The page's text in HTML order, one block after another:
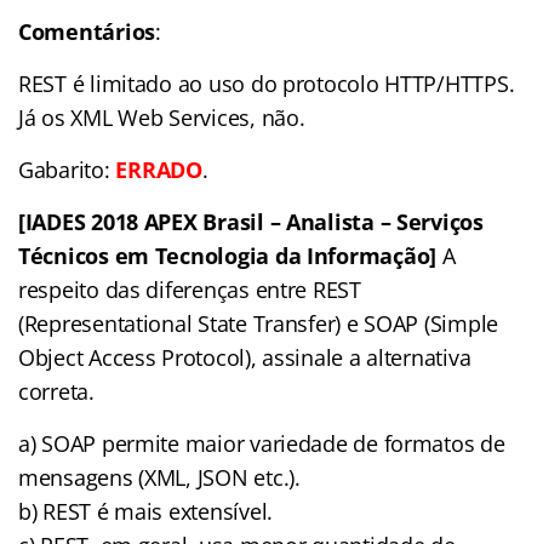
Comentários:
REST é limitado ao uso do protocolo HTTP/HTTPS.
Já os XML Web Services, não.
Gabarito: ERRADO.
[IADES 2018 APEX Brasil – Analista – Serviços
Técnicos em Tecnologia da Informação] A
respeito das diferenças entre REST
(Representational State Transfer) e SOAP (Simple
Object Access Protocol), assinale a alternativa
correta.
a) SOAP permite maior variedade de formatos de
mensagens (XML, JSON etc.).
b) REST é mais extensível.